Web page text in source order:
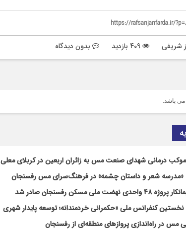
https://rafsanjanfarda.ir/
شریفی بدون دیدگاه
باشد.
درمانی شهدای صنعت مس به زائران اربعین در کربلای معلی
«مدرسه شعر و داستان چشمه» در فرهنگ‌سرای مس رفسنجان
ملی مسکن رفسنجان صادر شد
نخستین کنفرانس ملی «حکمرانی خردمندانه؛ توسعه پایدار شهری
در راه‌اندازی پروازهای منطقه‌ای از رفسنجان